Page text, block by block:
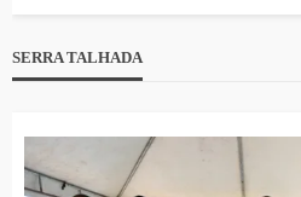
SERRA TALHADA